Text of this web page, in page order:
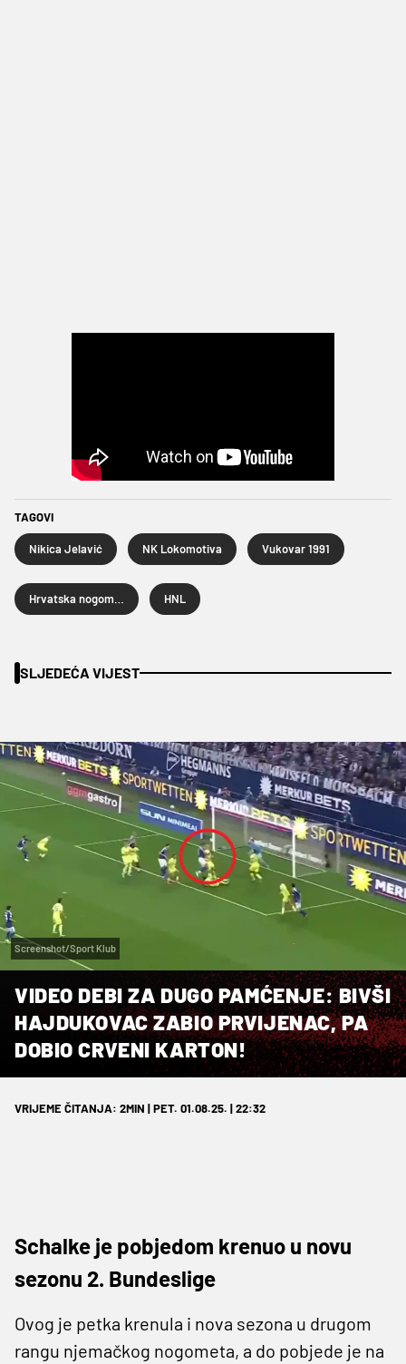
TAGOVI
Nikica Jelavić NK Lokomotiva Vukovar 1991
HNL
SLJEDEĆA VIJEST
Screenshot/Sport Klub
VIDEO DEBI ZA DUGO PAMĆENJE: BIVŠI
HAJDUKOVAC ZABIO PRVIJENAC, PA
DOBIO CRVENI KARTON!
VRIJEME ČITANJA: 2MIN | PET. 01.08.25. | 22:32
Schalke je pobjedom krenuo u novu
sezonu 2. Bundeslige
Ovog je petka krenula i nova sezona u drugom
rangu njemačkog nogometa, a do pobjede je na